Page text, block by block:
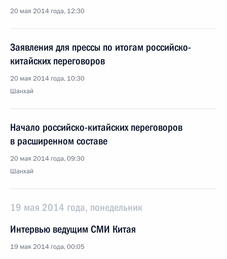
20 мая 2014 года, 12:30
Заявления для прессы по итогам российско-
китайских переговоров
20 мая 2014 года, 10:30
Шанхай
Начало российско-китайских переговоров
в расширенном составе
20 мая 2014 года, 09:30
Шанхай
19 мая 2014 года, понедельник
Интервью ведущим СМИ Китая
19 мая 2014 года, 00:05